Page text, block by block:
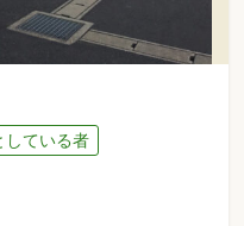
している者